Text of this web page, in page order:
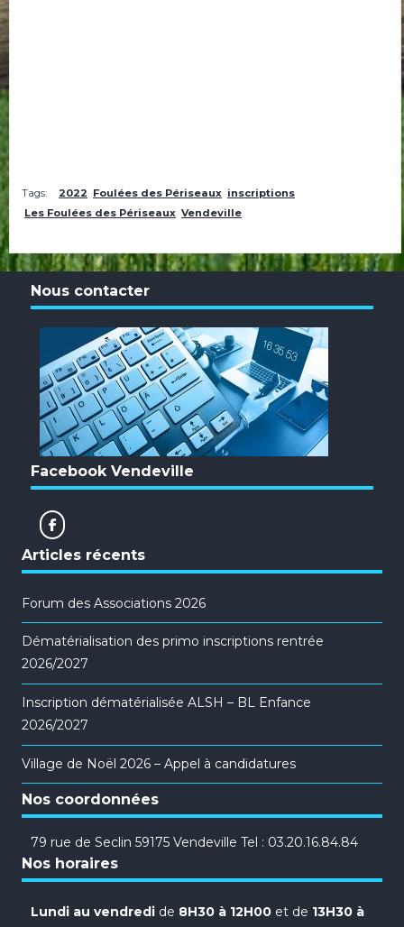
Tags: 2022 Foulées des Périseaux inscriptions
Les Foulées des Périseaux Vendeville
Nous contacter
Facebook Vendeville
Articles récents
Forum des Associations 2026
Dématérialisation des primo inscriptions rentrée
2026/2027
Inscription dématérialisée ALSH – BL Enfance
2026/2027
Village de Noël 2026 – Appel à candidatures
Nos coordonnées
79 rue de Seclin 59175 Vendeville Tel : 03.20.16.84.84
Nos horaires
Lundi au vendredi de 8H30 à 12H00 et de 13H30 à